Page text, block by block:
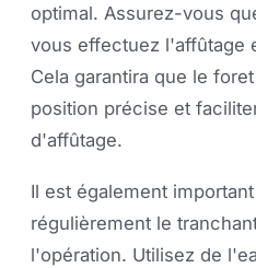
optimal. Assurez-vous
vous effectuez l'affûtage
Cela garantira que le
position précise et
d'affûtage.
Il est également
régulièrement le
l'opération. Utilisez de